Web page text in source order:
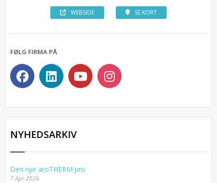
WEBSIDE SE KORT
FØLG FIRMA PÅ
NYHEDSARKIV
Den nye aroTHERM pro
7 Apr 2026